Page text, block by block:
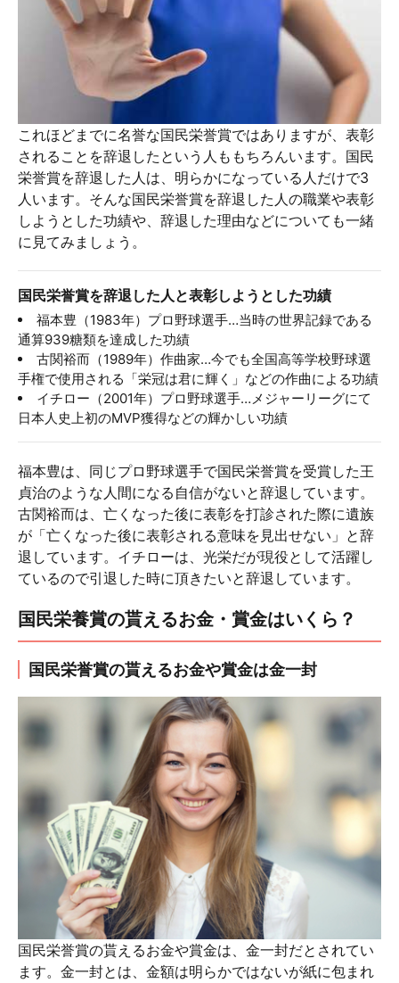
これほどまでに名誉な国民栄誉賞ではありますが、表彰
されることを辞退したという人ももちろんいます。国民
栄誉賞を辞退した人は、明らかになっている人だけで3
人います。そんな国民栄誉賞を辞退した人の職業や表彰
しようとした功績や、辞退した理由などについても一緒
に見てみましょう。
国民栄誉賞を辞退した人と表彰しようとした功績
福本豊（1983年）プロ野球選手…当時の世界記録である
通算939糖類を達成した功績
古関裕而（1989年）作曲家…今でも全国高等学校野球選
手権で使用される「栄冠は君に輝く」などの作曲による功績
イチロー（2001年）プロ野球選手…メジャーリーグにて
日本人史上初のMVP獲得などの輝かしい功績
福本豊は、同じプロ野球選手で国民栄誉賞を受賞した王
貞治のような人間になる自信がないと辞退しています。
古関裕而は、亡くなった後に表彰を打診された際に遺族
が「亡くなった後に表彰される意味を見出せない」と辞
退しています。イチローは、光栄だが現役として活躍し
ているので引退した時に頂きたいと辞退しています。
国民栄養賞の貰えるお金・賞金はいくら？
国民栄誉賞の貰えるお金や賞金は金一封
国民栄誉賞の貰えるお金や賞金は、金一封だとされてい
ます。金一封とは、金額は明らかではないが紙に包まれ